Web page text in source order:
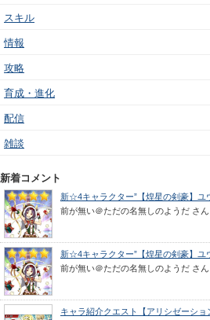
スキル
情報
攻略
育成・進化
配信
雑談
新着コメント
新☆4キャラクター”【煌星の剣豪】ユ
前が無い＠ただの名無しのようだ さん
新☆4キャラクター”【煌星の剣豪】ユ
前が無い＠ただの名無しのようだ さん
キャラ紹介クエスト【アリシゼーシ